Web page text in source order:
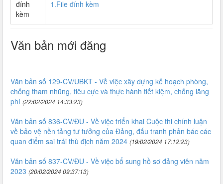
đính
kèm
1.File đính kèm
Văn bản mới đăng
Văn bản số 129-CV/UBKT - Về việc xây dựng kế hoạch phòng,
chống tham nhũng, tiêu cực và thực hành tiết kiệm, chống lãng
phí (22/02/2024 14:33:23)
Văn bản số 836-CV/ĐU - Về việc triển khai Cuộc thi chính luận
về bảo vệ nền tảng tư tưởng của Đảng, đấu tranh phản bác các
quan điểm sai trái thù địch năm 2024 (19/02/2024 17:12:23)
Văn bản số 837-CV/ĐU - Về việc bổ sung hồ sơ đảng viên năm
2023 (20/02/2024 09:37:13)